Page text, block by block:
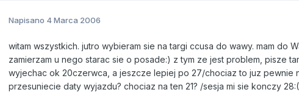
Napisano 4 Marca 2006
witam wszystkich. jutro wybieram sie na targi ccusa do wawy. mam do
zamierzam u nego starac sie o posade:) z tym ze jest problem, pisze
wyjechac ok 20czerwca, a jeszcze lepiej po 27/chociaz to juz pewnie
przesuniecie daty wyjazdu? chociaz na ten 21? /sesja mi sie konczy